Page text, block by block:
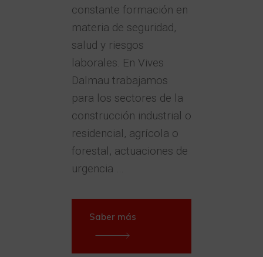
constante formación en
materia de seguridad,
salud y riesgos
laborales. En Vives
Dalmau trabajamos
para los sectores de la
construcción industrial o
residencial, agrícola o
forestal, actuaciones de
urgencia …
Saber más